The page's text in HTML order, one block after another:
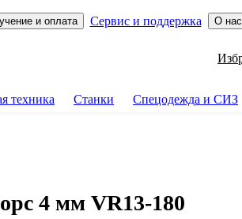
и оплата Сервис и поддержка О нас
техника Станки Спецодежда и СИЗ
4 мм VR13-180